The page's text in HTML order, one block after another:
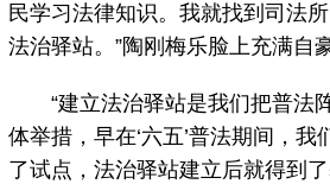
民学习法律知识。我就找到司法
法治驿站。”陶刚梅乐脸上充满自
“建立法治驿站是我们把普法
体举措，早在‘六五’普法期间，
了试点，法治驿站建立后就得到